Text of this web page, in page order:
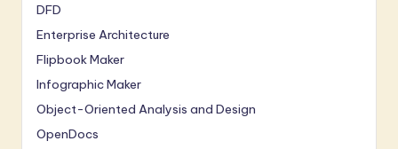
DFD
Enterprise Architecture
Flipbook Maker
Infographic Maker
Object-Oriented Analysis and Design
OpenDocs